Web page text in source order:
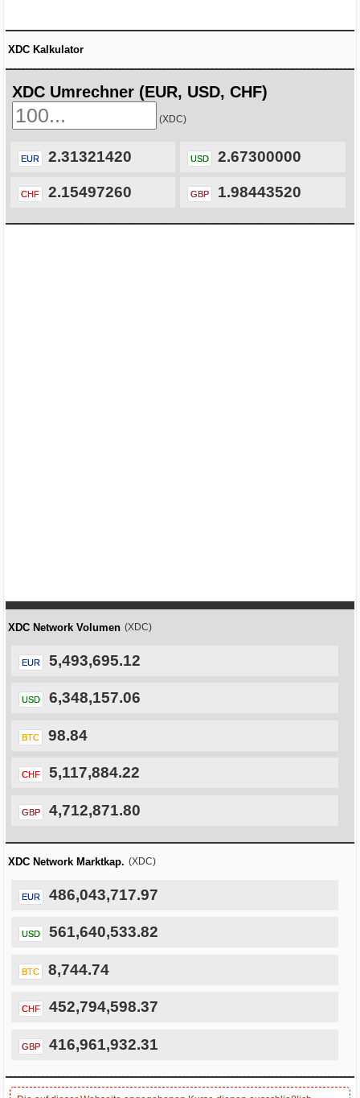
XDC Kalkulator
XDC Umrechner (EUR, USD, CHF)
(XDC)
EUR 2.31321420 USD 2.67300000
CHF 2.15497260 GBP 1.98443520
XDC Network Volumen (XDC)
EUR 5,493,695.12
USD 6,348,157.06
BTC 98.84
CHF 5,117,884.22
GBP 4,712,871.80
XDC Network Marktkap. (XDC)
EUR 486,043,717.97
USD 561,640,533.82
BTC 8,744.74
CHF 452,794,598.37
GBP 416,961,932.31